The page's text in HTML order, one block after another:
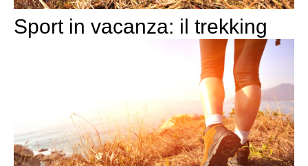
Sport in vacanza: il trekking